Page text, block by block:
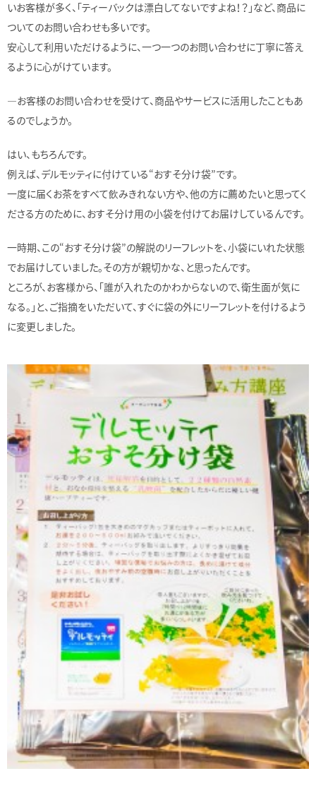
いお客様が多く、「ティーバックは漂白してないですよね！？」など、商品に
ついてのお問い合わせも多いです。
安心して利用いただけるように、一つ一つのお問い合わせに丁寧に答え
るように心がけています。
―お客様のお問い合わせを受けて、商品やサービスに活用したこともあ
るのでしょうか。
はい、もちろんです。
例えば、デルモッティに付けている“おすそ分け袋”です。
一度に届くお茶をすべて飲みきれない方や、他の方に薦めたいと思ってく
ださる方のために、おすそ分け用の小袋を付けてお届けしているんです。
一時期、この“おすそ分け袋”の解説のリーフレットを、小袋にいれた状態
でお届けしていました。その方が親切かな、と思ったんです。
ところが、お客様から、「誰が入れたのかわからないので、衛生面が気に
なる。」と、ご指摘をいただいて、すぐに袋の外にリーフレットを付けるよう
に変更しました。